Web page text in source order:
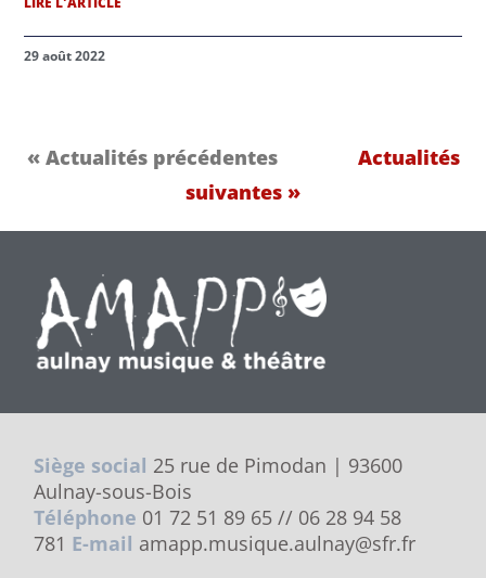
29 août 2022
« Actualités précédentes
Actualités
suivantes »
Siège social 25 rue de Pimodan | 93600
Aulnay-sous-Bois
Téléphone 01 72 51 89 65 // 06 28 94 58
781 E-mail amapp.musique.aulnay@sfr.fr